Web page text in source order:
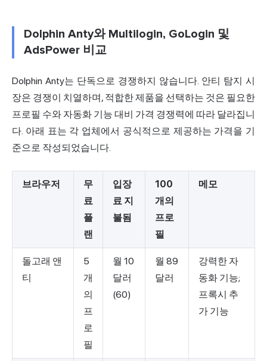
Dolphin Anty와 Multilogin, GoLogin 및
AdsPower 비교
Dolphin Anty는 단독으로 경쟁하지 않습니다. 안티 탐지 시
장은 경쟁이 치열하며, 적합한 제품을 선택하는 것은 필요한
프로필 수와 자동화 기능 대비 가격 경쟁력에 따라 달라집니
다. 아래 표는 각 업체에서 공식적으로 제공하는 가격을 기
준으로 작성되었습니다.
브라우저
무
료
플
랜
입장
료 지
불됨
100
개의
프로
필
메모
돌고래 앤
티
5
개
의
프
로
필
월 10
달러
(60)
월 89
달러
강력한 자
동화 기능;
프록시 추
가 기능